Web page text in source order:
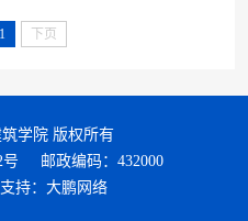
1 下页
学院 版权所有
邮政编码：432000
持：大鹏网络